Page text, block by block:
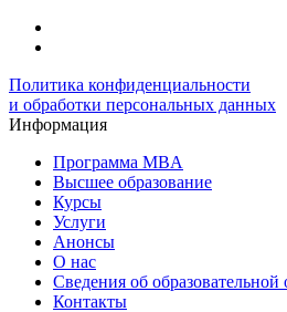
Политика конфиденциальности
и обработки персональных данных
Информация
Программа MBA
Высшее образование
Курсы
Услуги
Анонсы
О нас
Сведения об образовательной
Контакты